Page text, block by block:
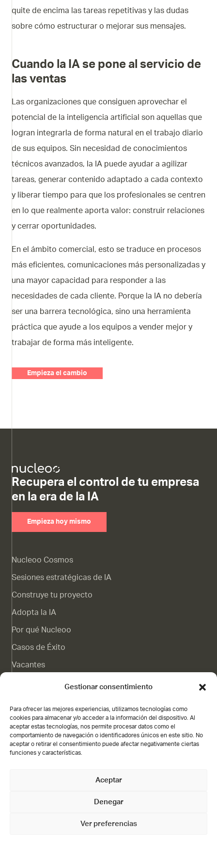
Gestionar consentimiento
Para ofrecer las mejores experiencias, utilizamos tecnologías como
cookies para almacenar y/o acceder a la información del dispositivo. Al
aceptar estas tecnologías, nos permite procesar datos como el
comportamiento de navegación o identificadores únicos en este sitio. No
aceptar o retirar el consentimiento puede afectar negativamente ciertas
funciones y características.
Aceptar
Denegar
Ver preferencias
quite de encima las tareas repetitivas y las dudas
sobre cómo estructurar o mejorar sus mensajes.
Cuando la IA se pone al servicio de
las ventas
Las organizaciones que consiguen aprovechar el
potencial de la inteligencia artificial son aquellas que
logran integrarla de forma natural en el trabajo diario
de sus equipos. Sin necesidad de conocimientos
técnicos avanzados, la IA puede ayudar a agilizar
tareas, generar contenido adaptado a cada contexto
y liberar tiempo para que los profesionales se centren
en lo que realmente aporta valor: construir relaciones
y cerrar oportunidades.
En el ámbito comercial, esto se traduce en procesos
más eficientes, comunicaciones más personalizadas y
una mayor capacidad para responder a las
necesidades de cada cliente. Porque la IA no debería
ser una barrera tecnológica, sino una herramienta
práctica que ayude a los equipos a vender mejor y
trabajar de forma más inteligente.
Empieza el cambio
Recupera el control de tu empresa
en la era de la IA
Empieza hoy mismo
Nucleoo Cosmos
Sesiones estratégicas de IA
Construye tu proyecto
Adopta la IA
Por qué Nucleoo
Casos de Éxito
Vacantes
Canal de denuncias
Contacto
Subvención
Abiertos de lunes a viernes, de 09:00 h a 18:00 h, o llámanos al